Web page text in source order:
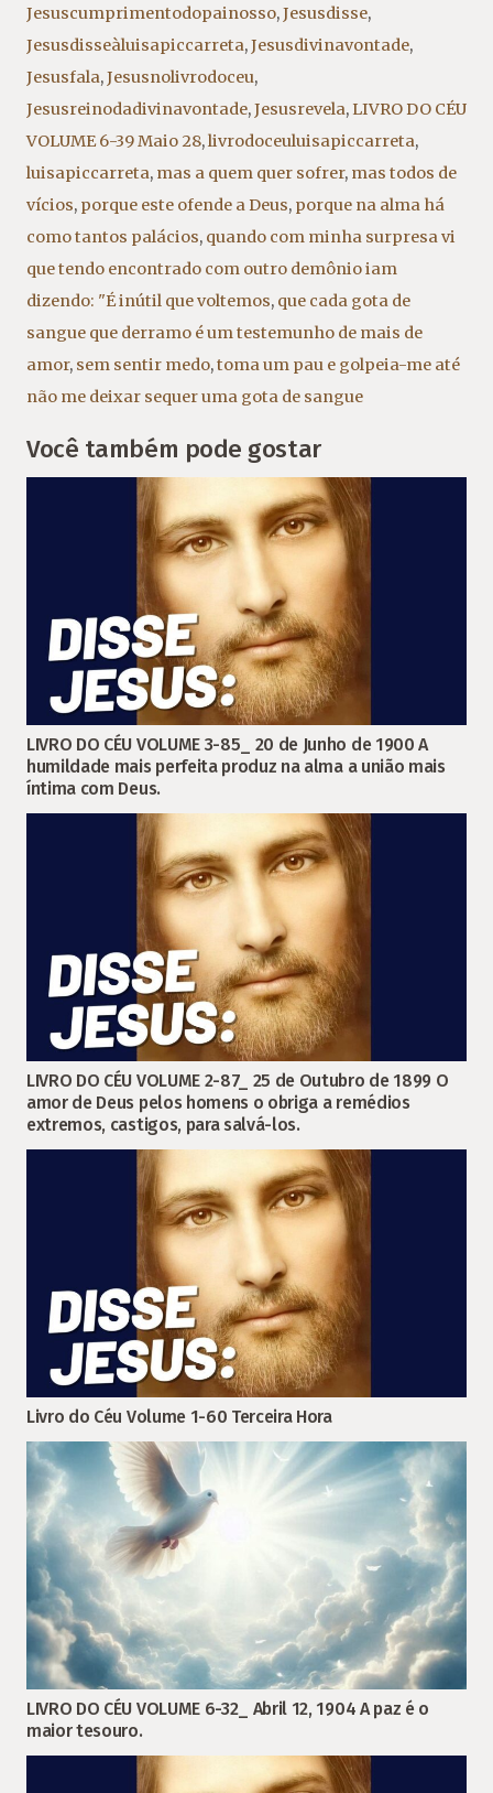
Jesuscumprimentodopainosso,Jesusdisse,
Jesusdisseàluisapiccarreta,Jesusdivinavontade,
Jesusfala,Jesusnolivrodoceu,
Jesusreinodadivinavontade,Jesusrevela,LIVRO DO CÉU
VOLUME 6-39 Maio 28,livrodoceuluisapiccarreta,
luisapiccarreta, mas a quem quer sofrer, mas todos de
vícios, porque este ofende a Deus, porque na alma há
como tantos palácios, quando com minha surpresa vi
que tendo encontrado com outro demônio iam
dizendo: "É inútil que voltemos, que cada gota de
sangue que derramo é um testemunho de mais de
amor, sem sentir medo,toma um pau e golpeia-me até
não me deixar sequer uma gota de sangue
Você também pode gostar
LIVRO DO CÉU VOLUME 3-85_ 20 de Junho de 1900 A
humildade mais perfeita produz na alma a união mais
íntima com Deus.
LIVRO DO CÉU VOLUME 2-87_ 25 de Outubro de 1899 O
amor de Deus pelos homens o obriga a remédios
extremos, castigos, para salvá-los.
Livro do Céu Volume 1-60 Terceira Hora
LIVRO DO CÉU VOLUME 6-32_ Abril 12, 1904 A paz é o
maior tesouro.